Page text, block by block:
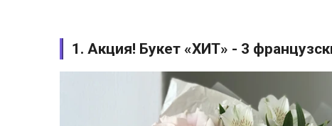
1. Акция! Букет «ХИТ» - 3